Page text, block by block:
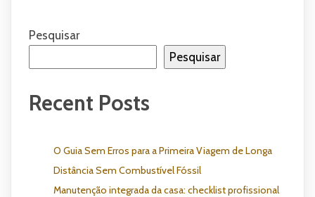
Pesquisar
Pesquisar
Recent Posts
O Guia Sem Erros para a Primeira Viagem de Longa
Distância Sem Combustível Fóssil
Manutenção integrada da casa: checklist profissional